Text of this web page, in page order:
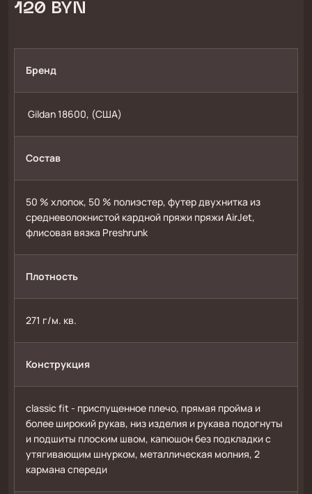
120 BYN
Бренд
Gildan 18600, (США)
Состав
50 % хлопок, 50 % полиэстер, футер двухнитка из
средневолокнистой кардной пряжи пряжи AirJet,
флисовая вязка Preshrunk
Плотность
271 г/м. кв.
Конструкция
сlassic fit - приспущенное плечо, прямая пройма и
более широкий рукав, низ изделия и рукава подогнуты
и подшиты плоским швом, капюшон без подкладки с
утягивающим шнурком, металлическая молния, 2
кармана спереди